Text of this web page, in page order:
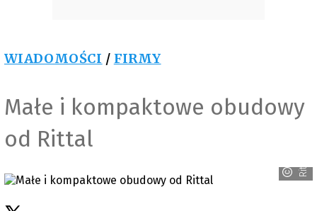
WIADOMOŚCI / FIRMY
Małe i kompaktowe obudowy
od Rittal
Rittal